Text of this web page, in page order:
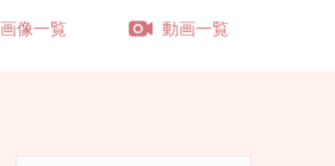
画像一覧 動画一覧